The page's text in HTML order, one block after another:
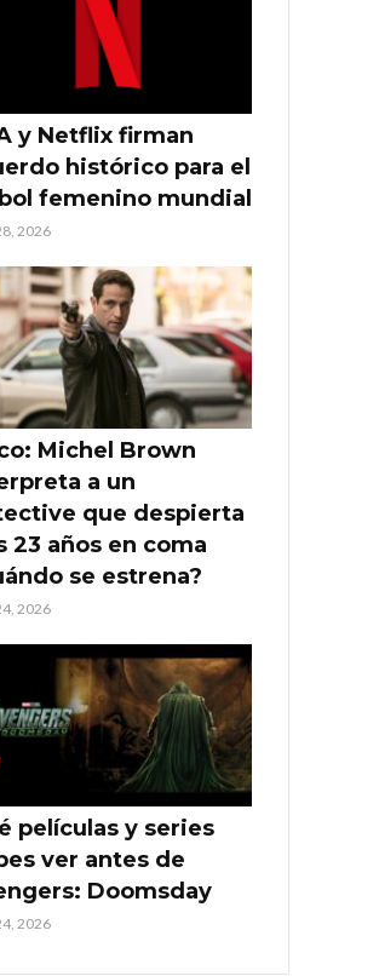
y Netflix firman
histórico para el
femenino mundial
2026
Michel Brown
a un
que despierta
23 años en coma
se estrena?
2026
películas y series
ver antes de
Doomsday
2026